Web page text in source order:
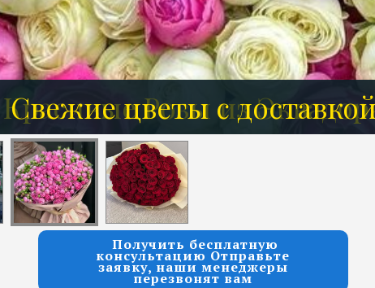
Красивые Розы из
Свежие цветы с
Розы от 7 руб за 1 шт
Получить бесплатную
консультацию Отправьте
заявку, наши менеджеры
перезвонят вам